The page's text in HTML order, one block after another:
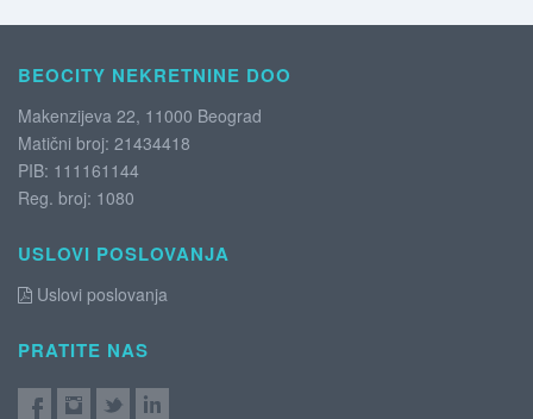
BEOCITY NEKRETNINE DOO
Makenzijeva 22, 11000 Beograd
Matični broj: 21434418
PIB: 111161144
Reg. broj: 1080
USLOVI POSLOVANJA
Uslovi poslovanja
PRATITE NAS